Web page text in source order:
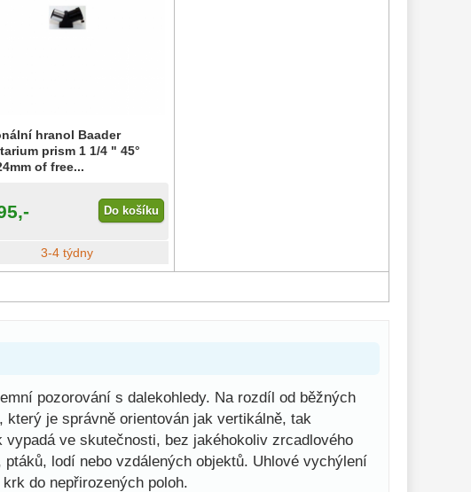
hranol Baader
prism 1 1/4 " 45°
of free...
Do košíku
3-4 týdny
pozorování s dalekohledy. Na rozdíl od běžných
je správně orientován jak vertikálně, tak
ve skutečnosti, bez jakéhokoliv zrcadlového
lodí nebo vzdálených objektů. Uhlové vychýlení
do nepřirozených poloh.